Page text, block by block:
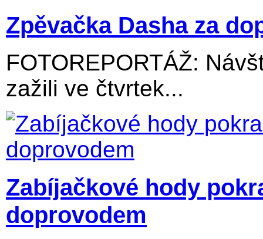
Zpěvačka Dasha za
FOTOREPORTÁŽ:
zažili ve čtvrtek...
Zabíjačkové hody
doprovodem